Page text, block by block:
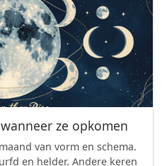
ze opkomen
van vorm en schema.
en helder. Andere keren